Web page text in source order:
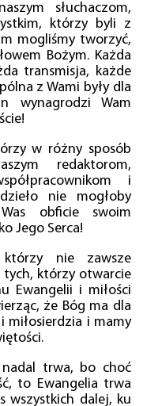
słuchaczom,
którzy byli z
mogliśmy tworzyć,
Bożym. Każda
transmisja, każde
z Wami były dla
wynagrodzi Wam
w różny sposób
redaktorom,
i
nie mogłoby
obficie swoim
Jego Serca!
nie zawsze
tych, którzy otwarcie
Ewangelii i miłości
że Bóg ma dla
miłosierdzia i mamy
trwa, bo choć
to Ewangelia trwa
wszystkich dalej, ku